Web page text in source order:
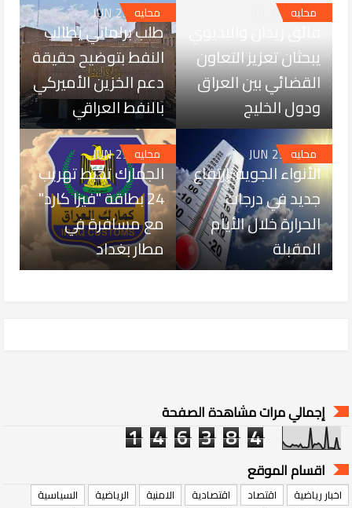
محليه
JUL 01, 2026
فائق زيدان والبديوي
يبحثان تعزيز التعاون
القضائي بين العراق
ودول الخليج
محليه
JUN 29, 2026
طلب برلماني يطالب
النفط بتوضيح حقيقة
دعم الخزين الأميركي
بالنفط العراقي
محليه
JUN 29, 2026
الأنواء الجوية: ارتفاع
جديد في درجات
الحرارة خلال الأيام
المقبلة
محليه
JUN 29, 2026
الجمارك تحبط تهريب
24 بطاقة "فيزا كارد"
مع مسافرة في
مطار بغداد
إجمالي مرات مشاهدة الصفحة
1 4 6 3 8 4
اقسام الموقع
اخبار رياضية اقتصاد اقتصادية الامنية الرياضية
السياسية